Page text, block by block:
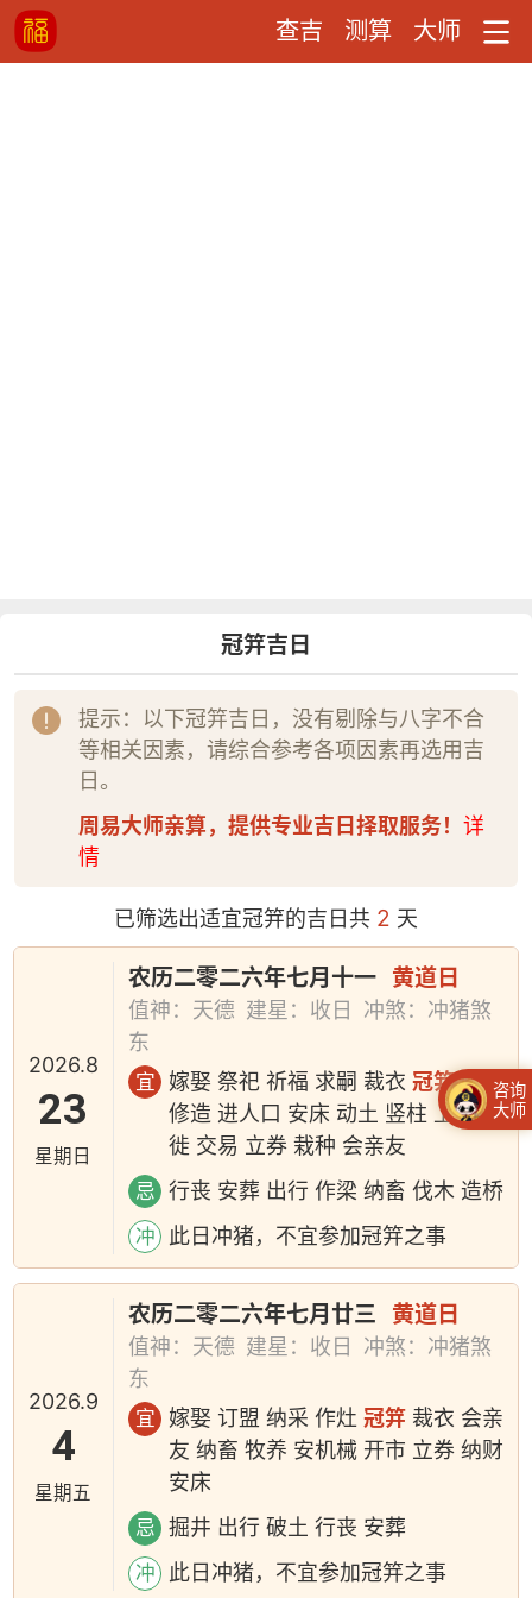
查吉 测算 大师
冠笄吉日
提示：以下冠笄吉日，没有剔除与八字不合
等相关因素，请综合参考各项因素再选用吉
日。
周易大师亲算，提供专业吉日择取服务！ 详
情
已筛选出适宜冠笄的吉日共 2 天
2026.8
23
星期日
农历二零二六年七月十一 黄道日
值神：天德 建星：收日
冲煞：冲猪煞
东
宜 嫁娶 祭祀 祈福 求嗣 裁衣冠笄经络
修造 进人口 安床 动土 竖柱 上梁 移
徙 交易 立券 栽种 会亲友
忌 行丧 安葬 出行 作梁 纳畜 伐木 造桥
冲 此日冲猪，不宜参加冠笄之事
2026.9
4
星期五
农历二零二六年七月廿三 黄道日
值神：天德 建星：收日
冲煞：冲猪煞
东
宜 嫁娶 订盟 纳采 作灶冠笄 裁衣 会亲
友 纳畜 牧养 安机械 开市 立券 纳财
安床
忌 掘井 出行 破土 行丧 安葬
冲 此日冲猪，不宜参加冠笄之事
咨询
大师